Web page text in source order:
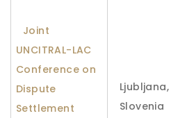
Joint
UNCITRAL-LAC
Conference on
Dispute
Settlement
Ljubljana,
Slovenia